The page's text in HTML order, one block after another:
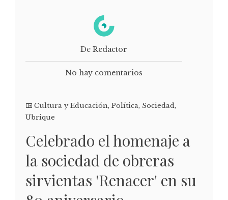
De Redactor
No hay comentarios
Cultura y Educación, Política, Sociedad,
Ubrique
Celebrado el homenaje a
la sociedad de obreras
sirvientas 'Renacer' en su